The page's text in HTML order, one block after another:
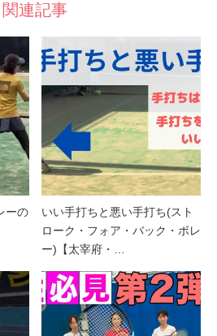
関連記事
ーの
いい手打ちと悪い手打ち(スト
ローク・フォア・バック・ボレ
ー)【太宰府・…